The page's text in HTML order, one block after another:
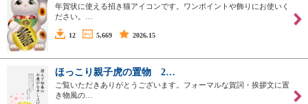
年賀状に使える招き猫アイコンです。ワンポイントや飾りにお使いく
ださい。…
12 5,669 2026.15
ほっこり親子虎の置物 2…
ご覧いただきありがとうございます。フォーマルな賀詞・挨拶文に置
き物風の…